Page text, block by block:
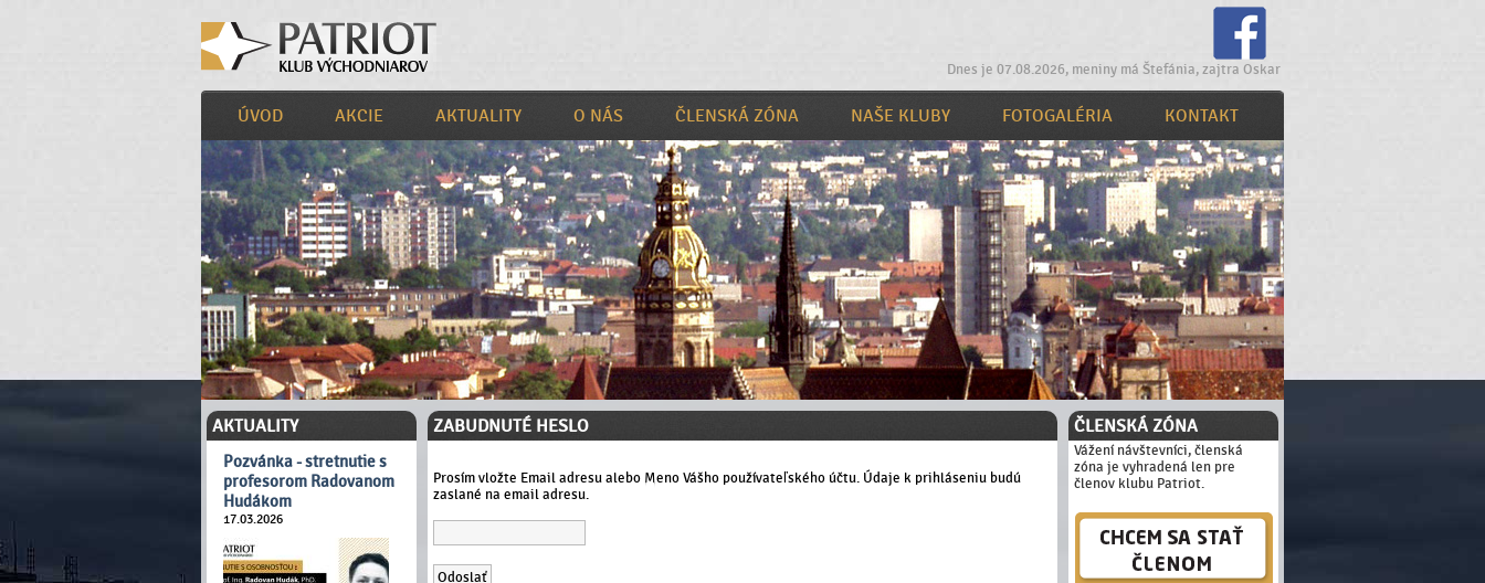
Dnes je 07.08.2026, meniny má Štefánia, zajtra Oskar
ÚVOD AKCIE AKTUALITY O NÁS ČLENSKÁ ZÓNA NAŠE KLUBY FOTOGALÉRIA KONTAKT
ČLENSKÁ ZÓNA
Vážení návštevníci, členská
zóna je vyhradená len pre
členov klubu Patriot.
AKTUALITY
Pozvánka - stretnutie s
profesorom Radovanom
Hudákom
17.03.2026
ZABUDNUTÉ HESLO
Prosím vložte Email adresu alebo Meno Vášho používateľského účtu. Údaje k prihláseniu budú
zaslané na email adresu.